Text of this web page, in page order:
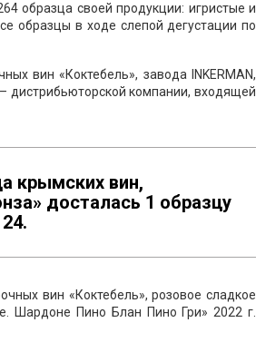
образца своей продукции: игристые и
образцы в ходе слепой дегустации по
вин «Коктебель», завода INKERMAN,
дистрибьюторской компании, входящей
крымских вин,
досталась 1 образцу
вин «Коктебель», розовое сладкое
Шардоне Пино Блан Пино Гри» 2022 г.